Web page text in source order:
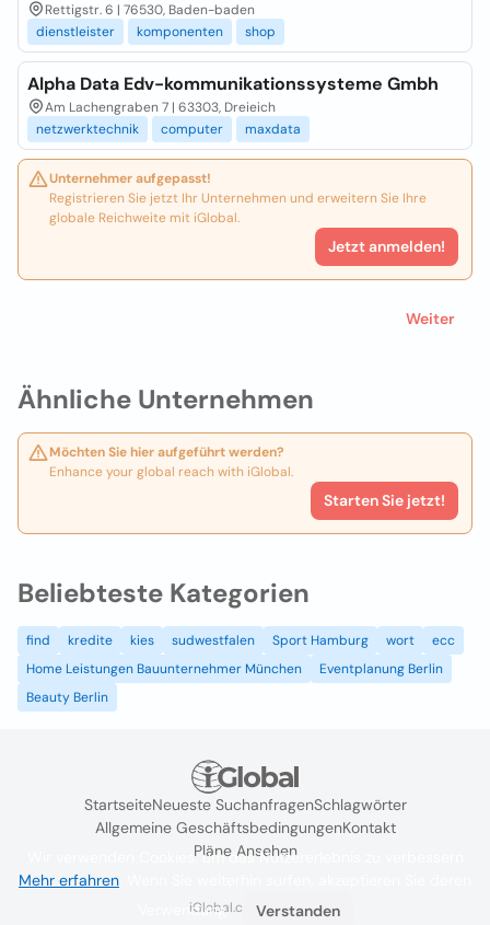
Ähnliche Unternehmen
Möchten Sie hier aufgeführt werden?
Enhance your global reach with iGlobal.
Starten Sie jetzt!
Rettigstr. 6 | 76530, Baden-baden
dienstleister
komponenten shop
Alpha Data Edv-kommunikationssysteme Gmbh
Am Lachengraben 7 | 63303, Dreieich
netzwerktechnik
computer maxdata
Unternehmer aufgepasst!
Registrieren Sie jetzt Ihr Unternehmen und erweitern Sie Ihre
globale Reichweite mit iGlobal.
Jetzt anmelden!
Weiter
Beliebteste Kategorien
find kredite kies sudwestfalen Sport Hamburg wort
ecc
Home Leistungen Bauunternehmer München
Eventplanung Berlin
Beauty Berlin
StartseiteNeueste SuchanfragenSchlagwörter
Allgemeine GeschäftsbedingungenKontakt
Pläne Ansehen
iGlobal.co @ 2024
Wir verwenden Cookies, um das Nutzererlebnis zu verbessern
Mehr erfahren
Verwendung.
Verstanden